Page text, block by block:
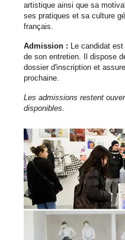
artistique ainsi que sa
ses pratiques et sa culture
français.
Admission : Le candidat
de son entretien. Il dispose
dossier d'inscription et
prochaine.
Les admissions restent
disponibles.